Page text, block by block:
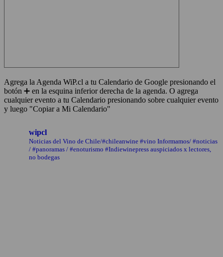
Agrega la Agenda WiP.cl a tu Calendario de Google presionando el
botón ➕ en la esquina inferior derecha de la agenda. O agrega
cualquier evento a tu Calendario presionando sobre cualquier evento
y luego "Copiar a Mi Calendario"
wipcl
Noticias del Vino de Chile/#chileanwine #vino Informamos/ #noticias
/ #panoramas / #enoturismo #Indiewinepress auspiciados x lectores,
no bodegas